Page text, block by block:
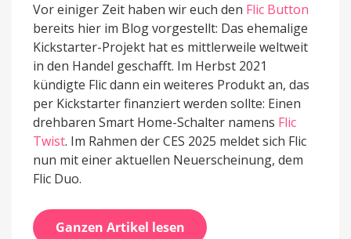
Vor einiger Zeit haben wir euch den Flic Button
bereits hier im Blog vorgestellt: Das ehemalige
Kickstarter-Projekt hat es mittlerweile weltweit
in den Handel geschafft. Im Herbst 2021
kündigte Flic dann ein weiteres Produkt an, das
per Kickstarter finanziert werden sollte: Einen
drehbaren Smart Home-Schalter namens Flic
Twist. Im Rahmen der CES 2025 meldet sich Flic
nun mit einer aktuellen Neuerscheinung, dem
Flic Duo.
Ganzen Artikel lesen